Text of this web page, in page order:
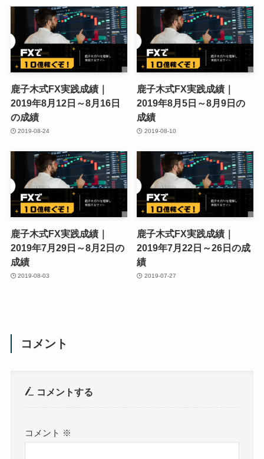
鹿子木式FX実践成績｜
2019年8月12日～8月16日
の成績
2019-08-24
鹿子木式FX実践成績｜
2019年8月5日～8月9日の
成績
2019-08-10
鹿子木式FX実践成績｜
2019年7月29日～8月2日の
成績
2019-08-03
鹿子木式FX実践成績｜
2019年7月22日～26日の成
績
2019-07-27
コメント
コメントする
コメント ※